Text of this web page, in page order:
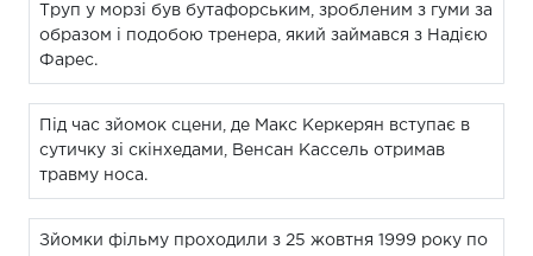
Труп у морзі був бутафорським, зробленим з гуми за
образом і подобою тренера, який займався з Надією
Фарес.
Під час зйомок сцени, де Макс Керкерян вступає в
сутичку зі скінхедами, Венсан Кассель отримав
травму носа.
Зйомки фільму проходили з 25 жовтня 1999 року по